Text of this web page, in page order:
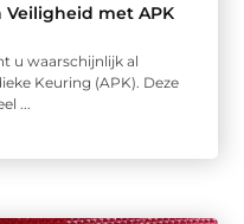
met APK
u waarschijnlijk al
Keuring (APK). Deze
...